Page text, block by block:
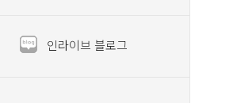
인라이브 블로그